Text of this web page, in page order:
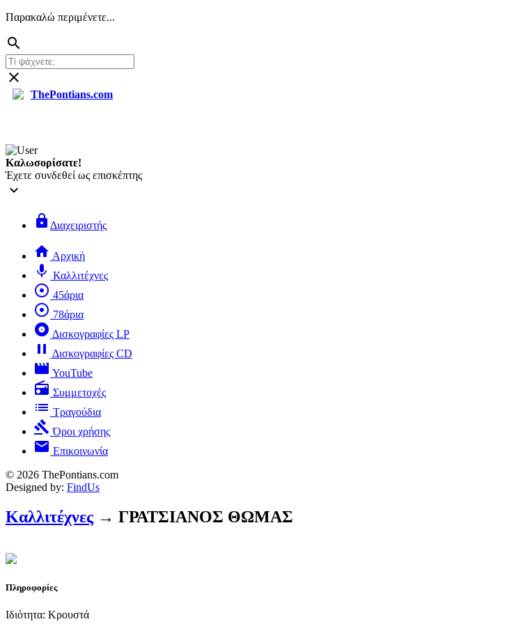
Παρακαλώ περιμένετε...
search
close
ThePontians.com
Καλωσορίσατε!
Έχετε συνδεθεί ως επισκέπτης
keyboard_arrow_down
lock Διαχειριστής
home Αρχική
mic Καλλιτέχνες
adjust 45άρια
adjust 78άρια
album Δισκογραφίες LP
pause Δισκογραφίες CD
movie YouTube
radio Συμμετοχές
list Τραγούδια
gavel Όροι χρήσης
mail Επικοινωνία
© 2026 ThePontians.com
Designed by: FindUs
Καλλιτέχνες → ΓΡΑΤΣΙΑΝΟΣ ΘΩΜΑΣ
Πληροφορίες
Ιδιότητα: Κρουστά